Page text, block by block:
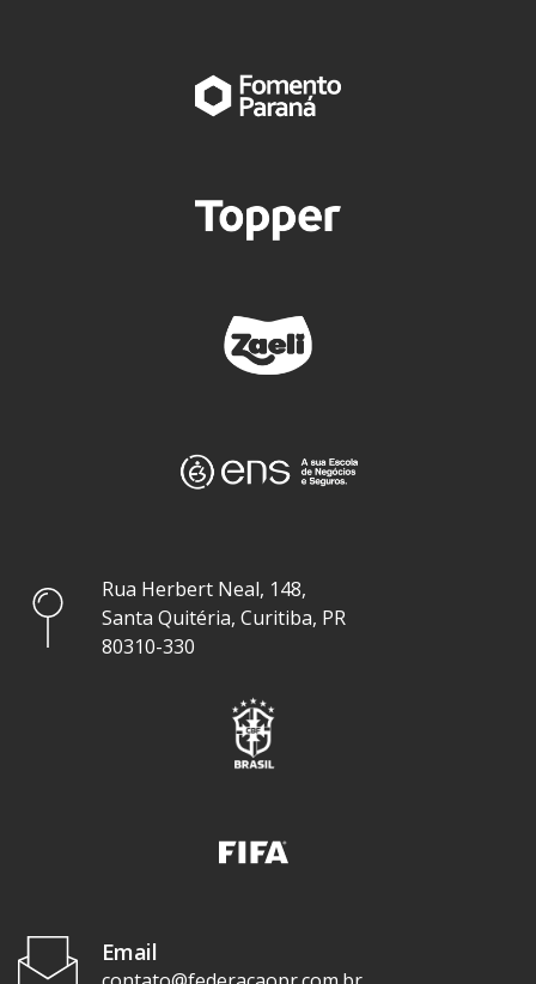
Rua Herbert Neal, 148,
Santa Quitéria, Curitiba, PR
80310-330
Email